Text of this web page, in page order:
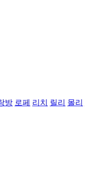
방 로페 리치 릴리 몰리